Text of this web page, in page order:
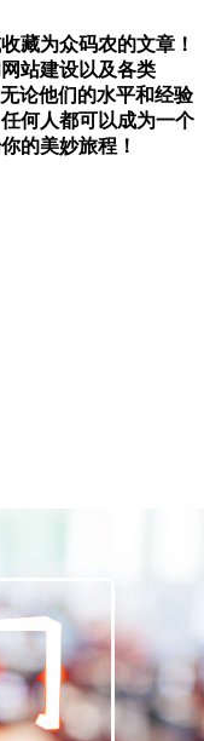
藏为众码农的文章！
站建设以及各类
论他们的水平和经验
何人都可以成为一个
的美妙旅程！